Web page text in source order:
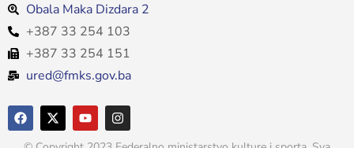
Obala Maka Dizdara 2
+387 33 254 103
+387 33 254 151
ured@fmks.gov.ba